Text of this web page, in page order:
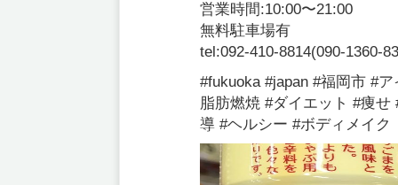
営業時間:10:00〜21:00
無料駐車場有
tel:092-410-8814(090-1360-
#fukuoka #japan #福岡市 #
脂肪燃焼 #ダイエット #痩
導 #ヘルシー #ボディメイク